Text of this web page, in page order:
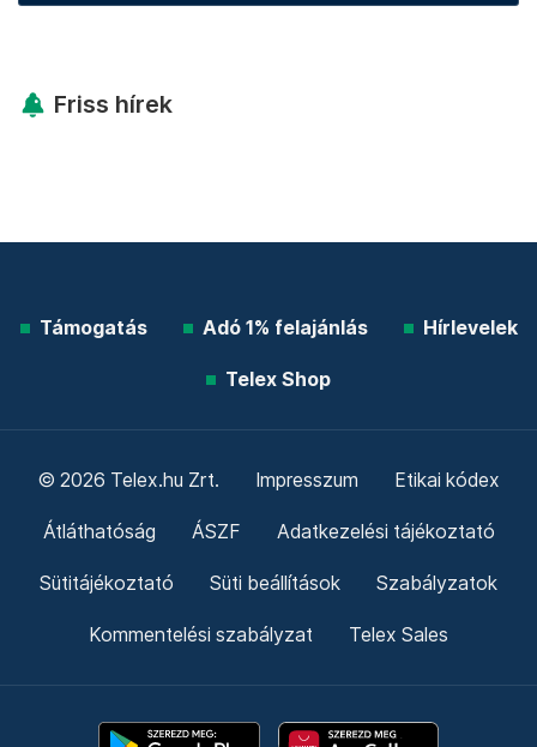
Friss hírek
Támogatás Adó 1% felajánlás Hírlevelek
Telex Shop
© 2026 Telex.hu Zrt. Impresszum Etikai kódex
Átláthatóság ÁSZF Adatkezelési tájékoztató
Sütitájékoztató Süti beállítások Szabályzatok
Kommentelési szabályzat Telex Sales